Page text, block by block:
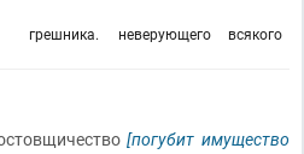
всякого
неверующего
грешника.
[погубит имущество